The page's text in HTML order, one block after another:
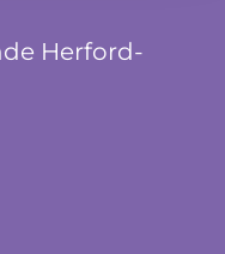
Herford-